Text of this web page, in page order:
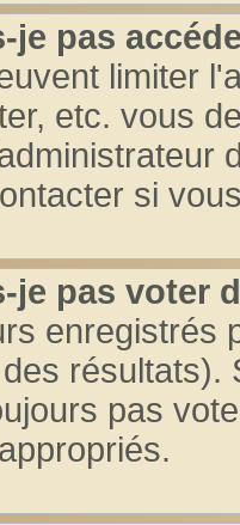
je pas
limiter
etc. vous
si
je pas voter
enregistrés
pas